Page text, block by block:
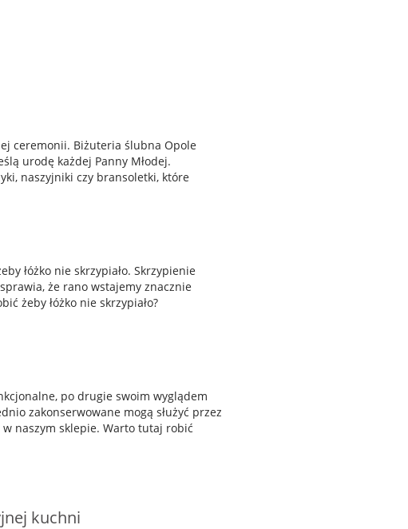
ceremonii. Biżuteria ślubna Opole
urodę każdej Panny Młodej.
naszyjniki czy bransoletki, które
łóżko nie skrzypiało. Skrzypienie
że rano wstajemy znacznie
żeby łóżko nie skrzypiało?
po drugie swoim wyglądem
zakonserwowane mogą służyć przez
naszym sklepie. Warto tutaj robić
kuchni